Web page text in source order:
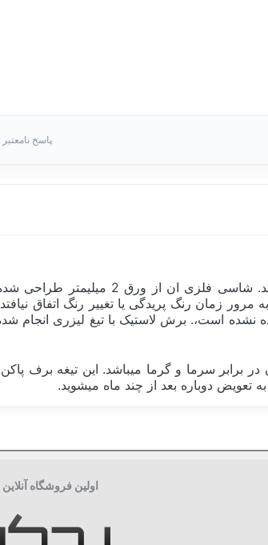
پاسخ
این محصول از ساختار ویژه
نشده است،. برش لاستیک با تیغ لیزری
تعویض دوباره بعد از چند ماه میشوید.
اولین فروشگاه